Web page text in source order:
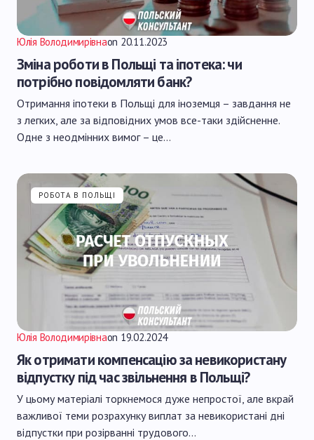
Юлія Володимирівнаon 20.11.2023
Зміна роботи в Польщі та іпотека: чи
потрібно повідомляти банк?
Отримання іпотеки в Польщі для іноземця – завдання не
з легких, але за відповідних умов все-таки здійсненне.
Одне з неодмінних вимог – це…
РОБОТА В ПОЛЬЩІ
Юлія Володимирівнаon 19.02.2024
Як отримати компенсацію за невикористану
відпустку під час звільнення в Польщі?
У цьому матеріалі торкнемося дуже непростої, але вкрай
важливої теми розрахунку виплат за невикористані дні
відпустки при розірванні трудового…